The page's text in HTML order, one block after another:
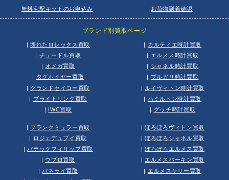
無料宅配キットのお申込み
お荷物到着確認
ブランド別買取ページ
|壊れたロレックス買取
| チュードル買取
| オメガ買取
タグホイヤー買取
| グランドセイコー買取
| ブライトリング買取
| IWC買取
| カルティエ時計買取
| エルメス時計買取
| シャネル時計買取
ブルガリ時計買取
| ルイヴィトン時計買取
| ハミルトン時計買取
| グッチ時計買取
| フランクミュラー買取
|
ロジェデュブイ買取
| パテックフィリップ買取
ウブロ買取
| パネライ買取
|ぼろぼろヴィトン買取
|ぼろぼろシャネル買取
|ぼろぼろエルメス買取
|エルメスバーキン買取
| エルメスケリー買取